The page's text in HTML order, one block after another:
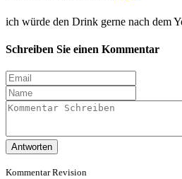
ich würde den Drink gerne nach dem
Schreiben Sie einen Kommentar
Antworten
Kommentar Revision